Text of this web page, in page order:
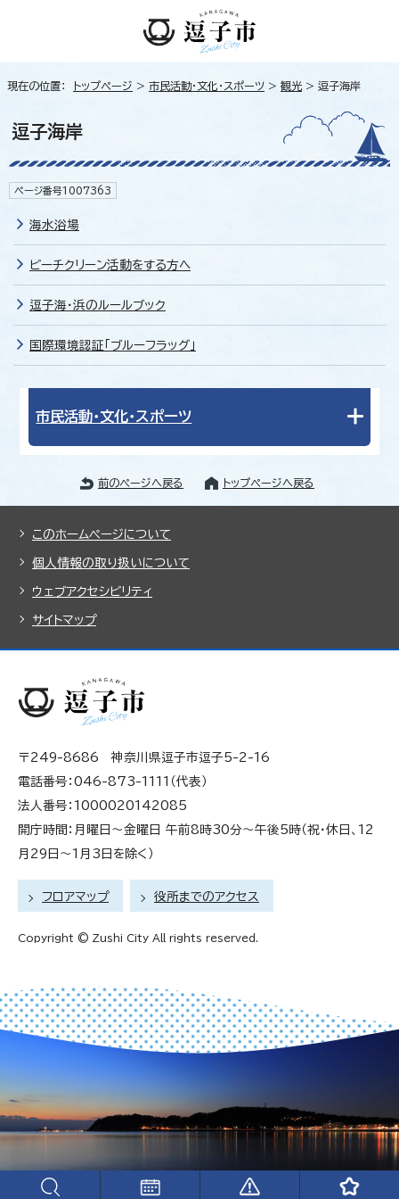
現在の位置： トップページ > 市民活動・文化・スポーツ > 観光 > 逗子海岸
逗子海岸
ページ番号1007363
海水浴場
ビーチクリーン活動をする方へ
逗子海・浜のルールブック
国際環境認証「ブルーフラッグ」
市民活動・文化・スポーツ
前のページへ戻る トップページへ戻る
このホームページについて
個人情報の取り扱いについて
ウェブアクセシビリティ
サイトマップ
〒249-8686 神奈川県逗子市逗子5-2-16
電話番号：046-873-1111（代表）
法人番号：1000020142085
開庁時間：月曜日～金曜日 午前8時30分～午後5時（祝・休日、12
月29日～1月3日を除く）
フロアマップ 役所までのアクセス
Copyright © Zushi City All rights reserved.